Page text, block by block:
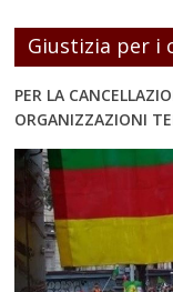
Giustizia per i
PER LA
ORGANIZZAZIONI